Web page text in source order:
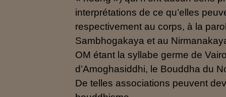
interprétations de ce qu’elles
respectivement au corps, à la
Sambhogakaya et au
OM étant la syllabe germe de
d’Amoghasiddhi, le Bouddha du
De telles associations peuvent